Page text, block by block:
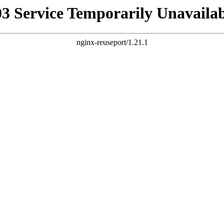
Service Temporarily
nginx-reuseport/1.21.1